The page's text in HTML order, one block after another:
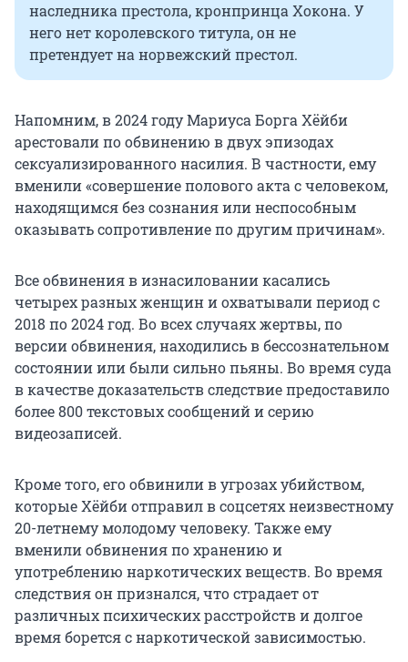
наследника престола, кронпринца Хокона. У
него нет королевского титула, он не
претендует на норвежский престол.
Напомним, в 2024 году Мариуса Борга Хёйби
арестовали по обвинению в двух эпизодах
сексуализированного насилия. В частности, ему
вменили «совершение полового акта с человеком,
находящимся без сознания или неспособным
оказывать сопротивление по другим причинам».
Все обвинения в изнасиловании касались
четырех разных женщин и охватывали период с
2018 по 2024 год. Во всех случаях жертвы, по
версии обвинения, находились в бессознательном
состоянии или были сильно пьяны. Во время суда
в качестве доказательств следствие предоставило
более 800 текстовых сообщений и серию
видеозаписей.
Кроме того, его обвинили в угрозах убийством,
которые Хёйби отправил в соцсетях неизвестному
20-летнему молодому человеку. Также ему
вменили обвинения по хранению и
употреблению наркотических веществ. Во время
следствия он признался, что страдает от
различных психических расстройств и долгое
время борется с наркотической зависимостью.